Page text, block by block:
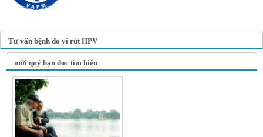
Tư vấn bệnh do vi rút HPV
mời quý bạn đọc tìm hiểu